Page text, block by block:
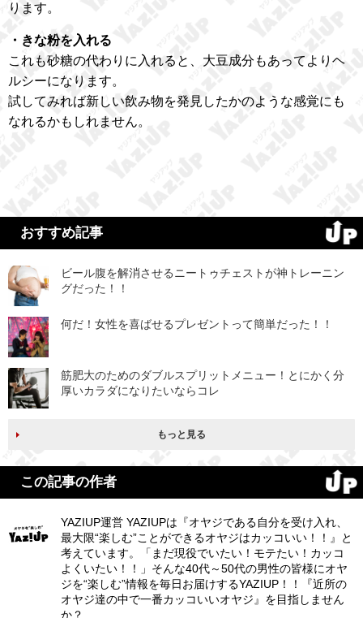
ります。
・きな粉を入れる
これも砂糖の代わりに入れると、大豆成分もあってよりヘ
ルシーになります。
試してみれば新しい飲み物を発見したかのような感覚にも
なれるかもしれません。
おすすめ記事
ビール腹を解消させるニートゥチェストが神トレーニン
グだった！！
何だ！女性を喜ばせるプレゼントって簡単だった！！
筋肥大のためのダブルスプリットメニュー！とにかく分
厚いカラダになりたいならコレ
もっと見る
この記事の作者
YAZIUP運営 YAZIUPは『オヤジである自分を受け入れ、
最大限“楽しむ”ことができるオヤジはカッコいい！！』と
考えています。「まだ現役でいたい！モテたい！カッコ
よくいたい！！」そんな40代～50代の男性の皆様にオヤ
ジを“楽しむ”情報を毎日お届けするYAZIUP！！『近所の
オヤジ達の中で一番カッコいいオヤジ』を目指しません
か？